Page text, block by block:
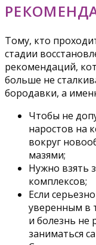
Тому, кто
стадии
рекомендаций,
больше не
бородавки, а
Чтобы не
наростов на
вокруг
мазями;
Нужно взять
комплексов;
Если
уверенным в
и болезнь не
заниматься